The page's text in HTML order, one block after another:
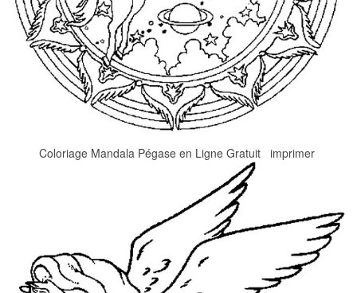
Coloriage Mandala Pégase en Ligne Gratuit imprimer